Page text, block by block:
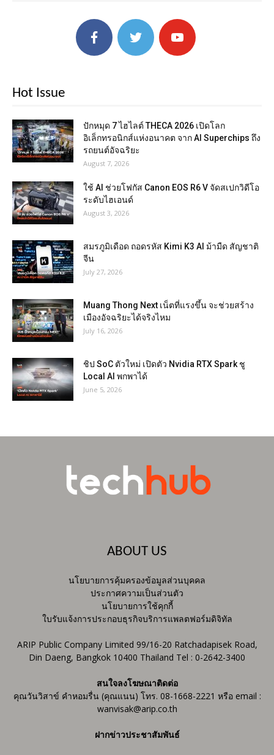
Hot Issue
ปักหมุด 7 ไฮไลต์ THECA 2026 เปิดโลก
อิเล็กทรอนิกส์แห่งอนาคต จาก AI Superchips ถึง
รถยนต์อัจฉริยะ
August 7, 2026
ใช้ AI ช่วยโฟกัส Canon EOS R6 V จัดสเปกวิดีโอ
ระดับไฮเอนด์
August 3, 2026
สมรภูมิเดือด ถอดรหัส Kimi K3 AI ม้ามืด สัญชาติ
จีน
July 27, 2026
Muang Thong Next เน็ตที่แรงขึ้น จะช่วยสร้าง
เมืองอัจฉริยะได้จริงไหม
July 16, 2026
ชิป SoC ตัวใหม่ เปิดตัว Nvidia RTX Spark ชู
Local AI พกพาได้
June 5, 2026
ABOUT US
นโยบายการคุ้มครองข้อมูลส่วนบุคคล
ประกาศความเป็นส่วนตัว
นโยบายการใช้คุกกี้
ใบรับแจ้งการประกอบธุรกิจบริการแพลตฟอร์มดิจิทัล
ARIP Public Company Limited 99/16-20 Ratchadapisek Road,
Din Daeng, Bangkok 10400 Thailand Tel : 0-2642-3400
สนใจลงโฆษณาติดต่อ
คุณวันวิสาข์ คำหอมรื่น (คุณแนน) โทร. 08-1668-2221 หรือ email :
wanvisak@arip.co.th
ฝากข่าวประชาสัมพันธ์